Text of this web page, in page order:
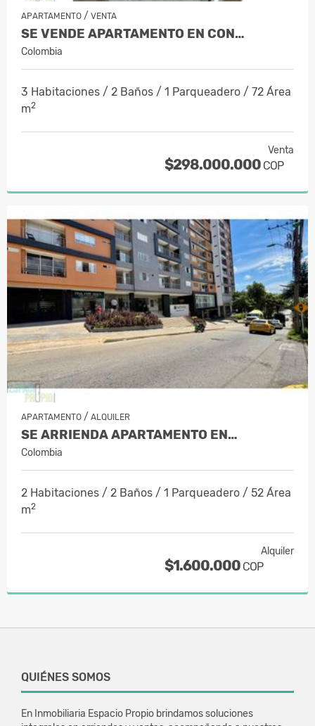
APARTAMENTO / VENTA
SE VENDE APARTAMENTO EN CON…
Colombia
3 Habitaciones / 2 Baños / 1 Parqueadero / 72 Área
m2
Venta
$298.000.000 COP
APARTAMENTO / ALQUILER
SE ARRIENDA APARTAMENTO EN…
Colombia
2 Habitaciones / 2 Baños / 1 Parqueadero / 52 Área
m2
Alquiler
$1.600.000 COP
QUIÉNES SOMOS
En Inmobiliaria Espacio Propio brindamos soluciones